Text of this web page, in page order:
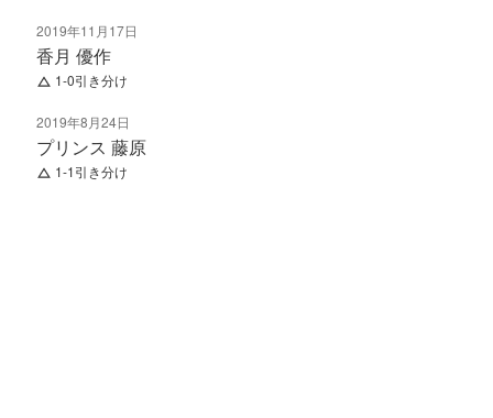
2019年11月17日
香月 優作
1-0引き分け
2019年8月24日
プリンス 藤原
1-1引き分け